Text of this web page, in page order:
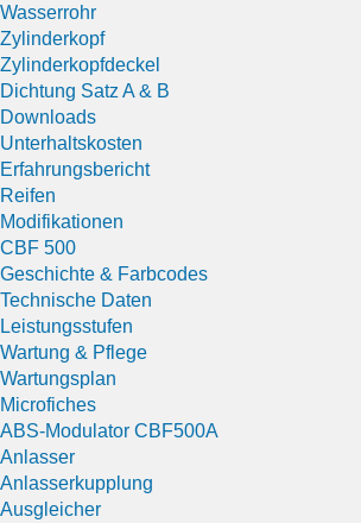
Wasserrohr
Zylinderkopf
Zylinderkopfdeckel
Dichtung Satz A & B
Downloads
Unterhaltskosten
Erfahrungsbericht
Reifen
Modifikationen
CBF 500
Geschichte & Farbcodes
Technische Daten
Leistungsstufen
Wartung & Pflege
Wartungsplan
Microfiches
ABS-Modulator CBF500A
Anlasser
Anlasserkupplung
Ausgleicher